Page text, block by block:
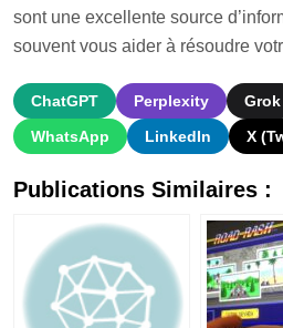
sont une excellente source
souvent vous aider à résoudre
ChatGPT Perplexity Grok
WhatsApp
LinkedIn X
Publications Similaires :